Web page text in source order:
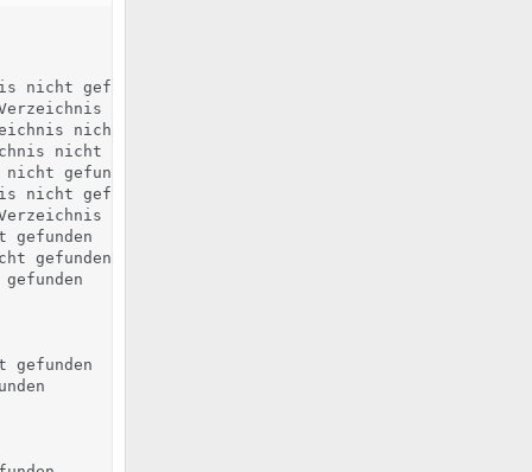
nicht gefunden
nicht gefunden
nicht gefunden
nicht gefunden
gefunden
nicht gefunden
nicht gefunden
gefunden